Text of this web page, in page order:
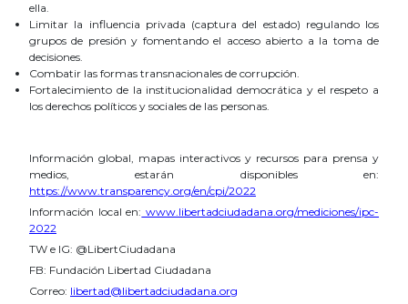
ella.
Limitar la influencia privada (captura del estado) regulando los
grupos de presión y fomentando el acceso abierto a la toma de
decisiones.
Combatir las formas transnacionales de corrupción.
Fortalecimiento de la institucionalidad democrática y el respeto a
los derechos políticos y sociales de las personas.
Información global, mapas interactivos y recursos para prensa y
medios, estarán disponibles en:
https://www.transparency.org/en/cpi/2022
Información local en: www.libertadciudadana.org/mediciones/ipc-
2022
TW e IG: @LibertCiudadana
FB: Fundación Libertad Ciudadana
Correo: libertad@libertadciudadana.org